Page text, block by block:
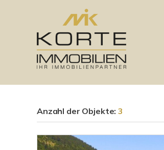
Anzahl der Objekte:3